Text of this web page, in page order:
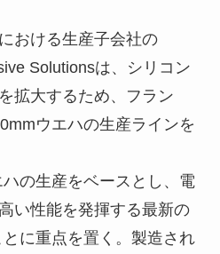
おける生産子会社の
Solutionsは、シリコン
拡大するため、フラン
ウエハの生産ラインを
の生産をベースとし、電
い性能を発揮する最新の
に重点を置く。製造され